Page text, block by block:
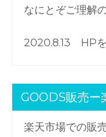
なにとぞご理解
2020.8.13 HPを
GOODS販売ー
楽天市場での販